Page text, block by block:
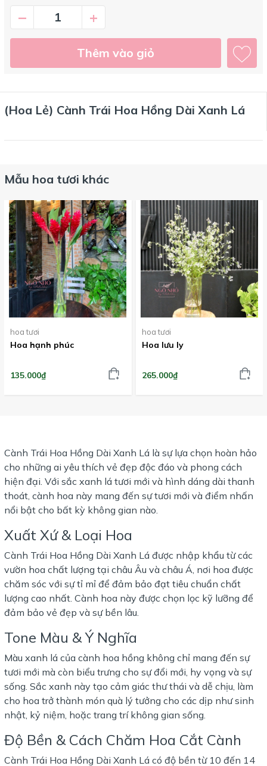
– +
Thêm vào giỏ
(Hoa Lẻ) Cành Trái Hoa Hồng Dài Xanh Lá
Mẫu hoa tươi khác
hoa tươi
Hoa hạnh phúc
135.000₫
hoa tươi
Hoa lưu ly
265.000₫
Cành Trái Hoa Hồng Dài Xanh Lá là sự lựa chọn hoàn hảo
cho những ai yêu thích vẻ đẹp độc đáo và phong cách
hiện đại. Với sắc xanh lá tươi mới và hình dáng dài thanh
thoát, cành hoa này mang đến sự tươi mới và điểm nhấn
nổi bật cho bất kỳ không gian nào.
Xuất Xứ & Loại Hoa
Cành Trái Hoa Hồng Dài Xanh Lá được nhập khẩu từ các
vườn hoa chất lượng tại châu Âu và châu Á, nơi hoa được
chăm sóc với sự tỉ mỉ để đảm bảo đạt tiêu chuẩn chất
lượng cao nhất. Cành hoa này được chọn lọc kỹ lưỡng để
đảm bảo vẻ đẹp và sự bền lâu.
Tone Màu & Ý Nghĩa
Màu xanh lá của cành hoa hồng không chỉ mang đến sự
tươi mới mà còn biểu trưng cho sự đổi mới, hy vọng và sự
sống. Sắc xanh này tạo cảm giác thư thái và dễ chịu, làm
cho hoa trở thành món quà lý tưởng cho các dịp như sinh
nhật, kỷ niệm, hoặc trang trí không gian sống.
Độ Bền & Cách Chăm Hoa Cắt Cành
Cành Trái Hoa Hồng Dài Xanh Lá có độ bền từ 10 đến 14